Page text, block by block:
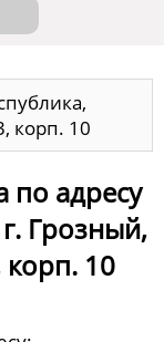
корп. 10
по адресу
Грозный,
10